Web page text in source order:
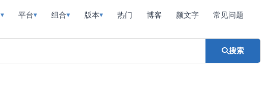
▾ 平台▾ 组合▾ 版本▾ 热门 博客 颜文字 常见问题
搜索